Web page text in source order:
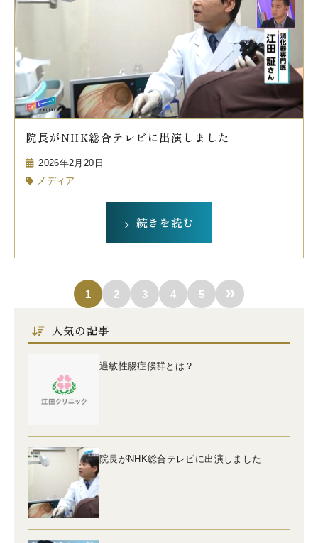
院長がNHK総合テレビに出演しました
2026年2月20日
メディア
続きを読む
1 2 3 4 5 »
人気の記事
過敏性腸症候群とは？
院長がNHK総合テレビに出演しました